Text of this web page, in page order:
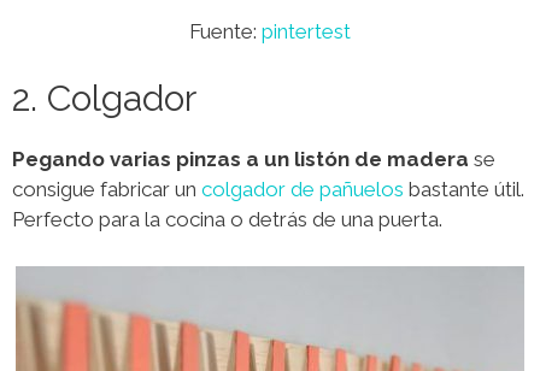
Fuente: pintertest
2. Colgador
Pegando varias pinzas a un listón de madera se
consigue fabricar un colgador de pañuelos bastante útil.
Perfecto para la cocina o detrás de una puerta.